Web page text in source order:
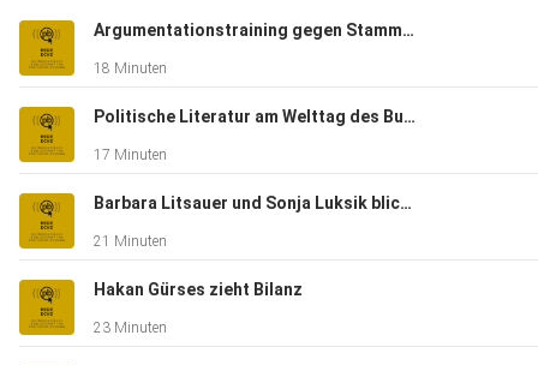
Friedensbüro Salzburg: https://www.friedensbuero.at/
Argumentationstraining gegen Stammtischparolen
18 Minuten
Politische Literatur am Welttag des Buches
17 Minuten
Barbara Litsauer und Sonja Luksik blicken in die Zukunft
21 Minuten
Hakan Gürses zieht Bilanz
23 Minuten